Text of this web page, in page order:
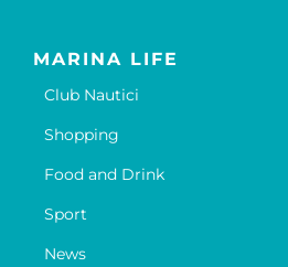
MARINA LIFE
Club Nautici
Shopping
Food and Drink
Sport
News